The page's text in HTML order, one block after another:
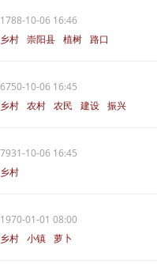
1788-10-06 16:46
乡村 崇阳县 植树 路口
6750-10-06 16:45
乡村 农村 农民 建设 振兴
7931-10-06 16:45
乡村
1970-01-01 08:00
乡村 小镇 萝卜